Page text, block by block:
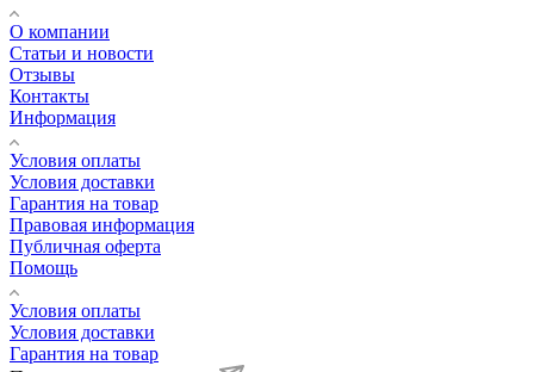
О компании
Статьи и новости
Отзывы
Контакты
Информация
Условия оплаты
Условия доставки
Гарантия на товар
Правовая информация
Публичная оферта
Помощь
Условия оплаты
Условия доставки
Гарантия на товар